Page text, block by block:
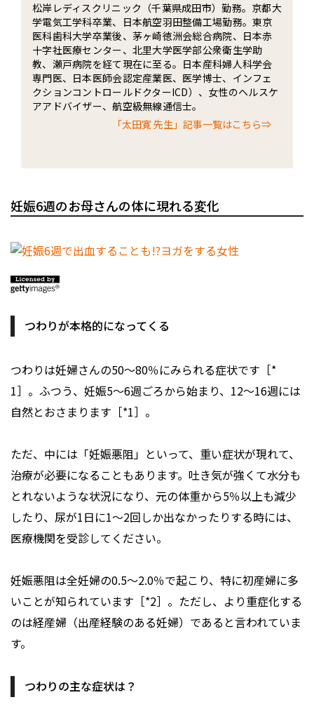
松岸レディスクリニック（千葉県成田市）勤務。京都大
学電気工学科卒業、日本航空羽田整備工場勤務。東京
医科歯科大学卒業後、茅ヶ崎徳洲会総合病院、日本赤
十字社医療センター、北里大学医学部公衆衛生学助
教、瀬戸病院を経て現在に至る。日本産科婦人科学会
専門医、日本医師会認定産業医、医学博士、インフェ
クションコントロールドクターICD）、女性のヘルスケ
アアドバイザー、航空級無線通信士。
「太田寛 先生」記事一覧はこちら⇒
妊娠6週のお母さんの体に現れる変化
つわりが本格的になってくる
つわりは妊婦さんの50～80％にみられる症状です［*
1］。ふつう、妊娠5～6週ごろから始まり、12～16週には
自然とおさまります［*1］。
ただ、中には「妊娠悪阻」といって、重い症状が現れて、
治療が必要になることもあります。吐き気が強くて水分も
とれないような状況になり、元の体重から5％以上も減少
したり、尿が1日に1～2回しか出なかったりする時には、
医療機関を受診してください。
妊娠悪阻は全妊婦の0.5～2.0％で起こり、特に初産婦に多
いことが知られています［*2］。ただし、より重症化する
のは経産婦（出産経験のある妊婦）であると言われていま
す。
つわりの主な症状は？